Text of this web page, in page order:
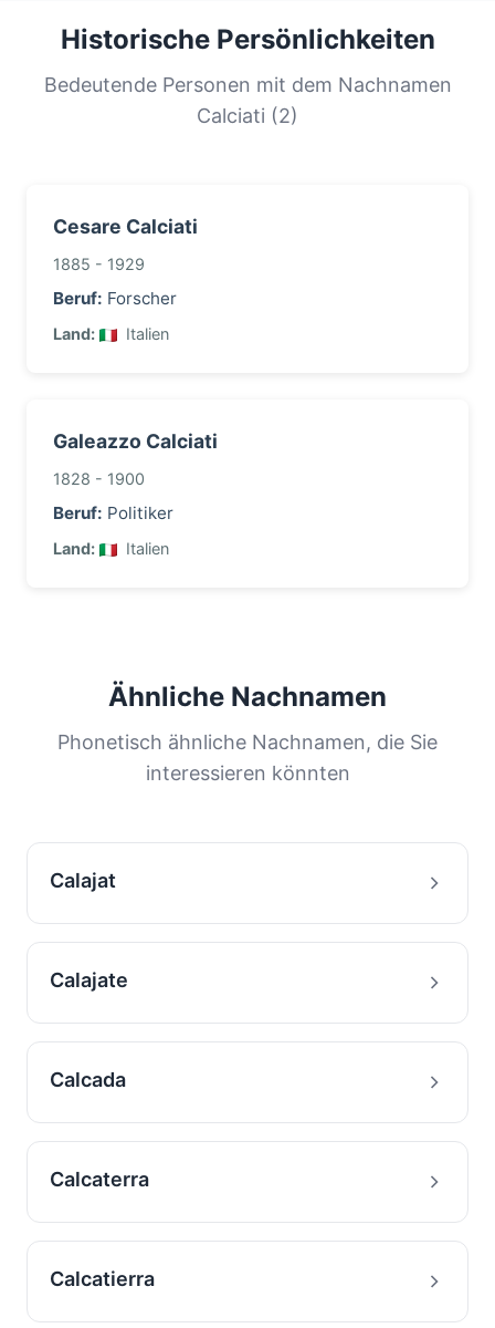
großen Teil der Bevölkerung geteilt. Diese
Verteilung hilft uns, die Ursprünge und
Migrationsgeschichte von Familien mit diesem
Historische Persönlichkeiten
Bedeutende Personen mit dem Nachnamen
Calciati (2)
Cesare Calciati
1885 - 1929
Beruf: Forscher
Land: Italien
Galeazzo Calciati
1828 - 1900
Beruf: Politiker
Land: Italien
Ähnliche Nachnamen
Phonetisch ähnliche Nachnamen, die Sie
interessieren könnten
Calajat
Calajate
Calcada
Calcaterra
Calcatierra